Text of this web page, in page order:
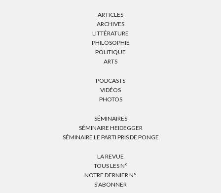
ARTICLES
ARCHIVES
LITTÉRATURE
PHILOSOPHIE
POLITIQUE
ARTS
PODCASTS
VIDÉOS
PHOTOS
SÉMINAIRES
SÉMINAIRE HEIDEGGER
SÉMINAIRE LE PARTI PRIS DE PONGE
LA REVUE
TOUS LES N°
NOTRE DERNIER N°
S’ABONNER